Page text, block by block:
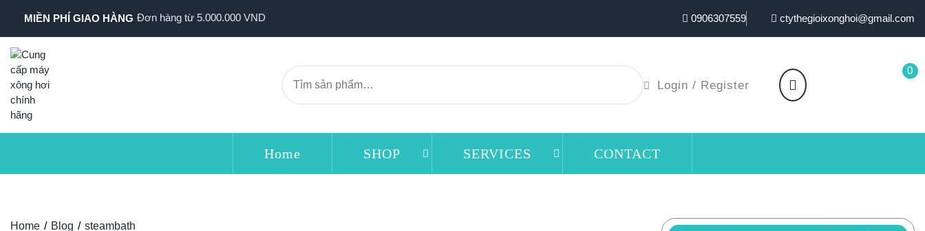
MIỀN PHÍ GIAO HÀNG Đơn hàng từ 5.000.000 VND 0906307559 ctythegioixonghoi@gmail.com
Login / Register
0
Home SHOP SERVICES CONTACT
Home Blog steambath